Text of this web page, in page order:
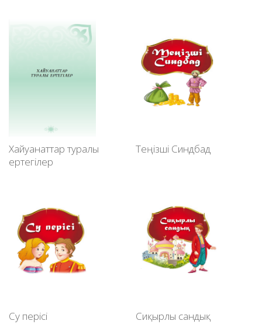
Хайуанаттар туралы
ертегілер
Теңізші Синдбад
Су перісі Сиқырлы сандық